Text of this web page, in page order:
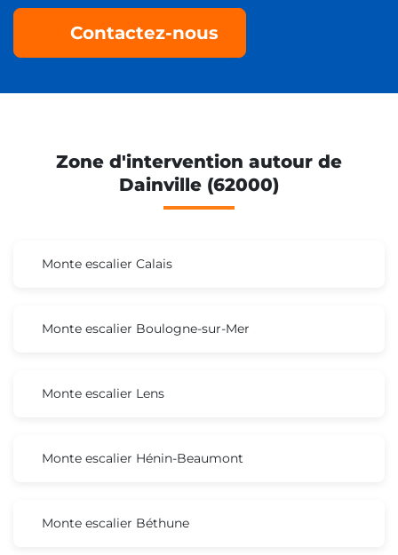
Contactez-nous
Zone d'intervention autour de
Dainville (62000)
Monte escalier Calais
Monte escalier Boulogne-sur-Mer
Monte escalier Lens
Monte escalier Hénin-Beaumont
Monte escalier Béthune